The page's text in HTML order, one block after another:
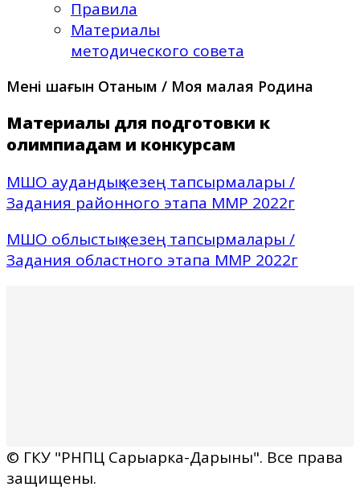
Правила
Материалы
методического совета
Менің шағын Отаным / Моя малая Родина
Материалы для подготовки к
олимпиадам и конкурсам
МШО аудандық кезең тапсырмалары /
Задания районного этапа ММР 2022г
МШО облыстық кезең тапсырмалары /
Задания областного этапа ММР 2022г
© ГКУ "РНПЦ Сарыарка-Дарыны". Все права
защищены.